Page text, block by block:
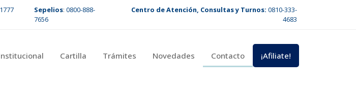
Sepelios: 0800-888-
7656
Centro de Atención, Consultas y Turnos: 0810-333-
4683
Cartilla Trámites Novedades Contacto ¡Afiliate!